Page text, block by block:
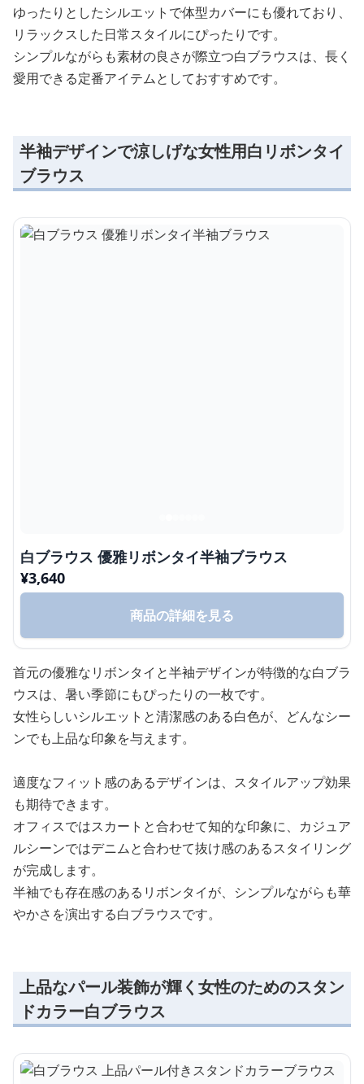
ゆったりとしたシルエットで体型カバーにも優れており、
リラックスした日常スタイルにぴったりです。
シンプルながらも素材の良さが際立つ白ブラウスは、長く
愛用できる定番アイテムとしておすすめです。
半袖デザインで涼しげな女性用白リボンタイ
ブラウス
白ブラウス 優雅リボンタイ半袖ブラウス
¥3,640
商品の詳細を見る
首元の優雅なリボンタイと半袖デザインが特徴的な白ブラ
ウスは、暑い季節にもぴったりの一枚です。
女性らしいシルエットと清潔感のある白色が、どんなシー
ンでも上品な印象を与えます。
適度なフィット感のあるデザインは、スタイルアップ効果
も期待できます。
オフィスではスカートと合わせて知的な印象に、カジュア
ルシーンではデニムと合わせて抜け感のあるスタイリング
が完成します。
半袖でも存在感のあるリボンタイが、シンプルながらも華
やかさを演出する白ブラウスです。
上品なパール装飾が輝く女性のためのスタン
ドカラー白ブラウス